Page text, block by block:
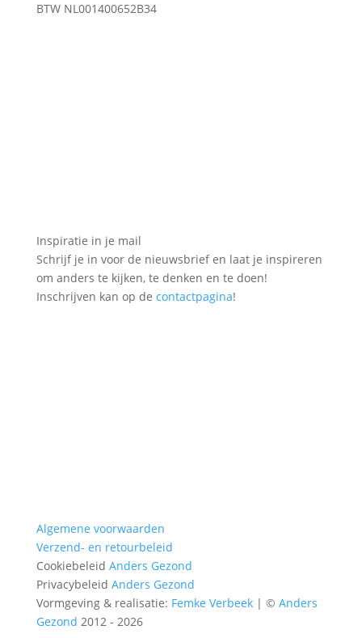
BTW NL001400652B34
Inspiratie in je mail
Schrijf je in voor de nieuwsbrief en laat je inspireren
om anders te kijken, te denken en te doen!
Inschrijven kan op de contactpagina!
Algemene voorwaarden
Verzend- en retourbeleid
Cookiebeleid Anders Gezond
Privacybeleid Anders Gezond
Vormgeving & realisatie: Femke Verbeek| © Anders
Gezond 2012 - 2026